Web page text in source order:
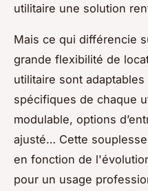
utilitaire une solution
Mais ce qui différencie
grande flexibilité de
utilitaire sont
spécifiques de chaque
modulable, options
ajusté… Cette
en fonction de
pour un usage